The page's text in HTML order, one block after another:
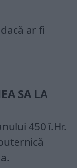
ar fi
SA LA
450 î.Hr.